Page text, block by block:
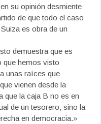
su opinión desmiente
de que todo el caso
es obra de un
demuestra que es
que hemos visto
unas raíces que
vienen desde la
que la caja B no es en
de un tesorero, sino la
en democracia.»